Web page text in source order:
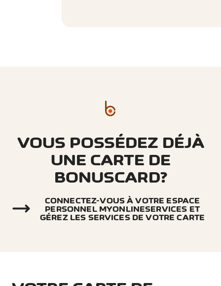
VOUS POSSÉDEZ DÉJÀ
UNE CARTE DE
BONUSCARD?
CONNECTEZ-VOUS À VOTRE ESPACE
PERSONNEL MYONLINESERVICES ET
GÉREZ LES SERVICES DE VOTRE CARTE